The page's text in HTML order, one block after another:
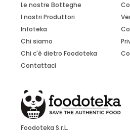
Le nostre Botteghe
I nostri Produttori
Infoteka
Chi siamo
Chi c'è dietro Foodoteka
Contattaci
Foodoteka S.r.L.